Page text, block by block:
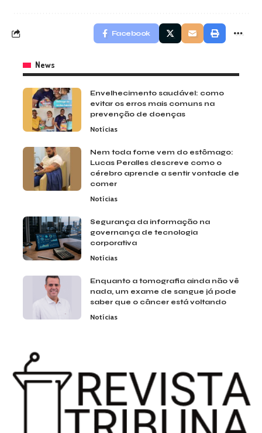
Facebook
News
Envelhecimento saudável: como
evitar os erros mais comuns na
prevenção de doenças
Notícias
Nem toda fome vem do estômago:
Lucas Peralles descreve como o
cérebro aprende a sentir vontade de
comer
Notícias
Segurança da informação na
governança de tecnologia
corporativa
Notícias
Enquanto a tomografia ainda não vê
nada, um exame de sangue já pode
saber que o câncer está voltando
Notícias